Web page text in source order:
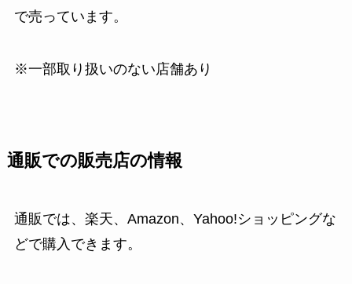
で売っています。
※一部取り扱いのない店舗あり
通販での販売店の情報
通販では、楽天、Amazon、Yahoo!ショッピングな
どで購入できます。